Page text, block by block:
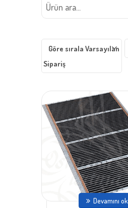
Göre sırala Varsayılan
Sipariş
Devamını